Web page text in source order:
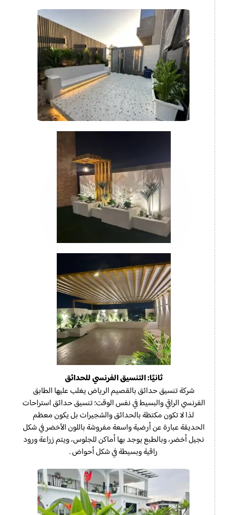
ثانيًا: التنسيق الفرنسي للحدائق
شركة تنسيق حدائق بالقصيم الرياض يغلب عليها الطابق
الفرنسي الراقي والبسيط في نفس الوقت؛ تنسيق حدائق استراحات
لذا لا تكون مكتظة بالحدائق والشجيرات بل يكون معظم
الحديقة عبارة عن أرضية واسعة مفروشة باللون الأخضر في شكل
نجيل أخضر، وبالطبع يوجد بها أماكن للجلوس، ويتم زراعة ورود
راقية وبسيطة في شكل أحواض .